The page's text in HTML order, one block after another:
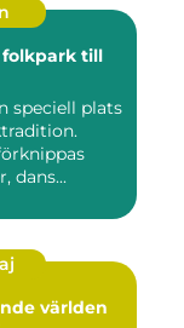
speciell plats
dans...
världen